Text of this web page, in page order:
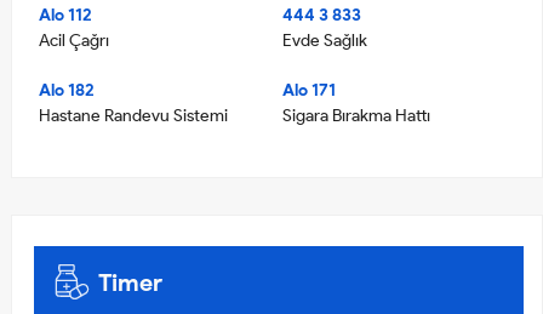
Alo 112
Acil Çağrı
444 3 833
Evde Sağlık
Alo 182
Hastane Randevu Sistemi
Alo 171
Sigara Bırakma Hattı
Timer